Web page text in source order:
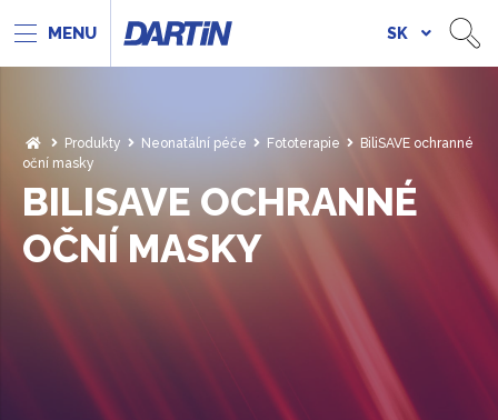
SK
Produkty Neonatální péče Fototerapie
BiliSAVE ochranné
oční masky
BILISAVE OCHRANNÉ
OČNÍ MASKY